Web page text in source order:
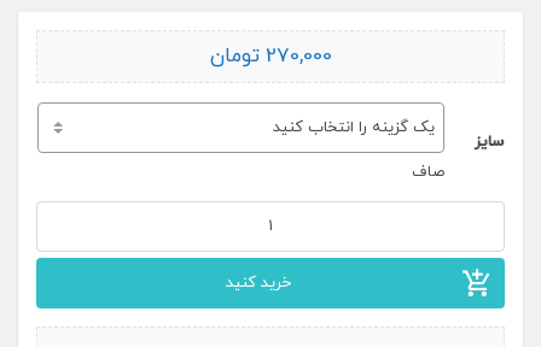
270,000 تومان
سایز
صاف
فرش
ماشینی
کد
خرید کنید